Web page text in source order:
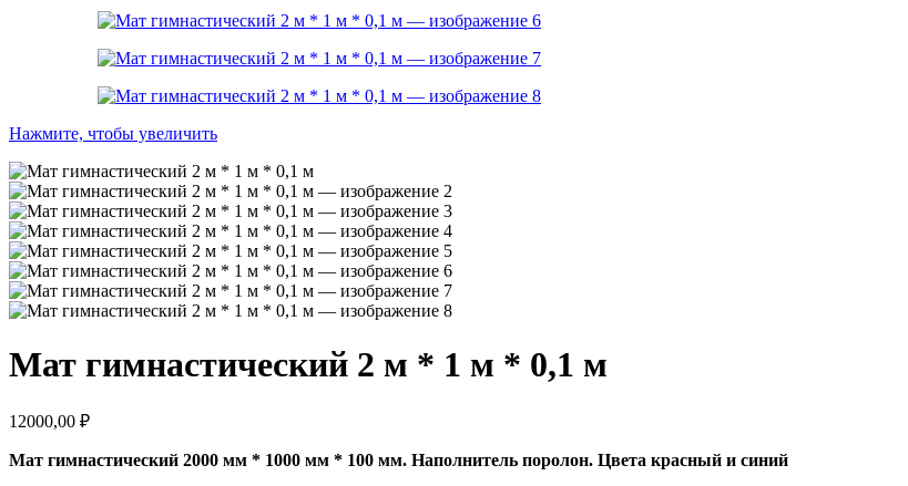
Нажмите, чтобы увеличить
Мат гимнастический 2 м * 1 м * 0,1 м
12000,00 ₽
Мат гимнастический 2000 мм * 1000 мм * 100 мм. Наполнитель поролон. Цвета красный и синий